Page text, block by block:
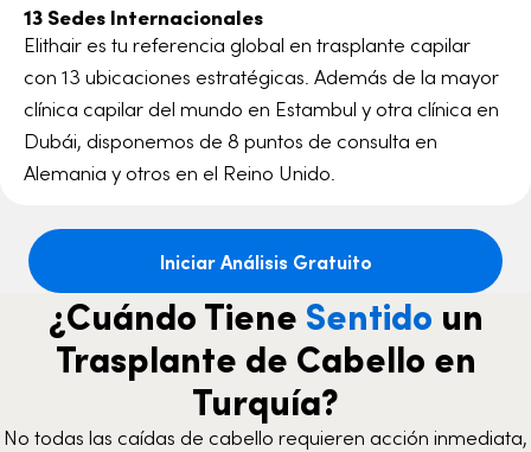
13 Sedes Internacionales
Elithair es tu referencia global en trasplante capilar
con 13 ubicaciones estratégicas. Además de la mayor
clínica capilar del mundo en Estambul y otra clínica en
Dubái, disponemos de 8 puntos de consulta en
Alemania y otros en el Reino Unido.
Iniciar Análisis Gratuito
¿Cuándo Tiene Sentido un
Trasplante de Cabello en
Turquía?
No todas las caídas de cabello requieren acción inmediata,